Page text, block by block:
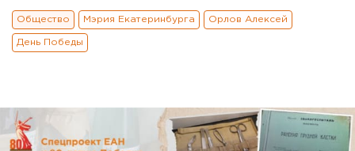
Общество Мэрия Екатеринбурга Орлов Алексей
День Победы